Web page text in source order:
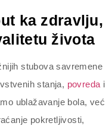
ka zdravlju,
života
stubova savremene
stanja, povreda i
ublažavanje bola, već
pokretljivosti,